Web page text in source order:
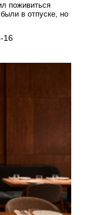
поживиться
в отпуске, но
16